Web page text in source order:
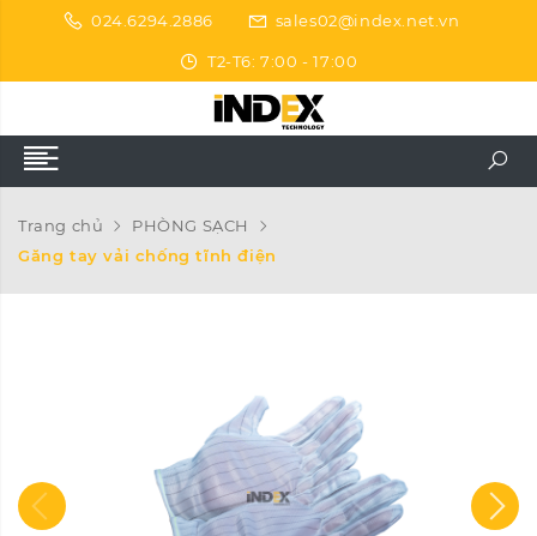
024.6294.2886 sales02@index.net.vn
T2-T6: 7:00 - 17:00
Trang chủ
PHÒNG SẠCH
Găng tay vải chống tĩnh điện